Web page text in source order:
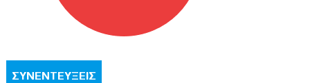
ΣΥΝΕΝΤΕΥΞΕΙΣ